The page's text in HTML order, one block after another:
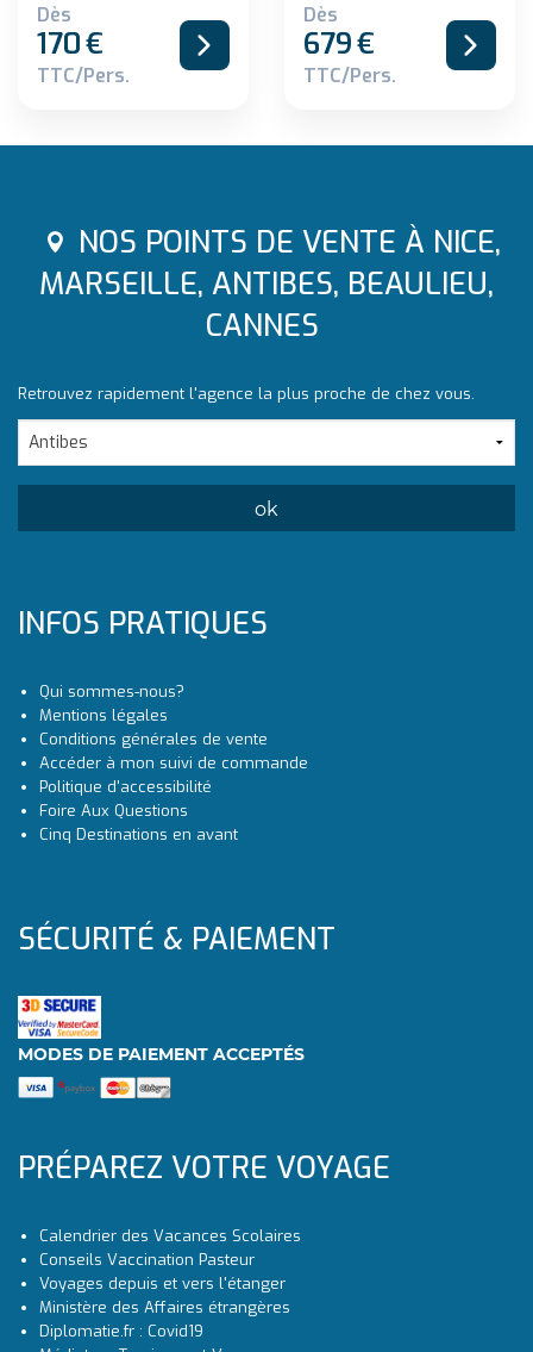
Dès
170€
TTC/pers.
Dès
679€
TTC/pers.
NOS POINTS DE VENTE À NICE,
MARSEILLE, ANTIBES, BEAULIEU,
CANNES
Retrouvez rapidement l'agence la plus proche de chez vous.
INFOS PRATIQUES
Qui sommes-nous?
Mentions légales
Conditions générales de vente
Accéder à mon suivi de commande
Politique d'accessibilité
Foire Aux Questions
Cinq Destinations en avant
SÉCURITÉ & PAIEMENT
MODES DE PAIEMENT ACCEPTÉS
PRÉPAREZ VOTRE VOYAGE
Calendrier des Vacances Scolaires
Conseils Vaccination Pasteur
Voyages depuis et vers l'étanger
Ministère des Affaires étrangères
Diplomatie.fr : Covid19